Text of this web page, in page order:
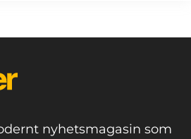
nyhetsmagasin som